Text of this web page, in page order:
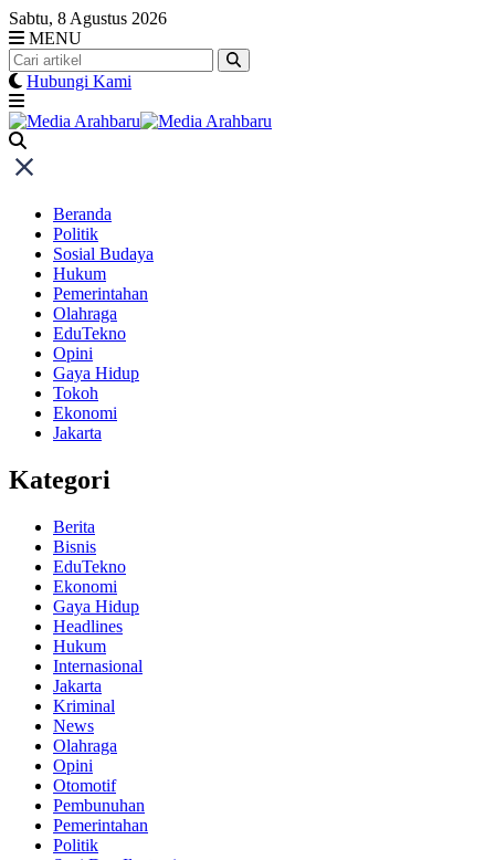
Skip
to
content
Sabtu, 8 Agustus 2026
MENU
Hubungi Kami
Beranda
Politik
Sosial Budaya
Hukum
Pemerintahan
Olahraga
EduTekno
Opini
Gaya Hidup
Tokoh
Ekonomi
Jakarta
Kategori
Berita
Bisnis
EduTekno
Ekonomi
Gaya Hidup
Headlines
Hukum
Internasional
Jakarta
Kriminal
News
Olahraga
Opini
Otomotif
Pembunuhan
Pemerintahan
Politik